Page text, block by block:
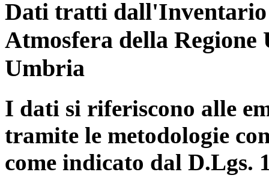
Dati tratti dall'Inventario
Atmosfera della
Umbria
I dati si riferiscono alle
tramite le metodologie
come indicato dal D.Lgs.